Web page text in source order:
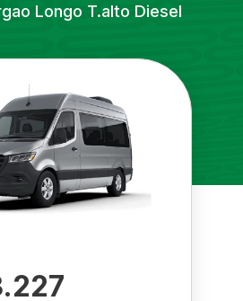
Longo T.alto Diesel